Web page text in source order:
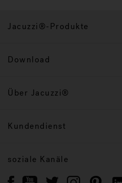
Jacuzzi®-Produkte
Download
Über Jacuzzi®
Kundendienst
soziale Kanäle